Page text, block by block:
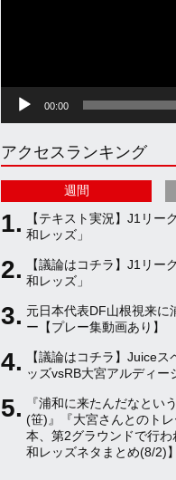
g
r
a
m
k
00:00
アクセスランキング
週間
【テキスト実況】J1リー
和レッズ」
【議論はコチラ】J1リー
和レッズ」
元日本代表DF山根視来に
ー【プレー集動画あり】
【議論はコチラ】Juice
ッズvsRB大宮アルディー
『浦和に来たんだなとい
(笹)』『大宮さんとのト
本、第2グラウンドで行
和レッズネタまとめ(8/2)】